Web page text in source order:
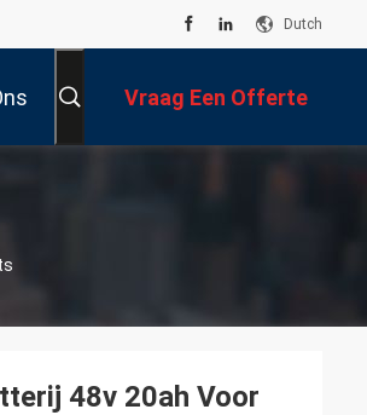
Dutch
Vraag Een Offerte
48v 20ah Voor